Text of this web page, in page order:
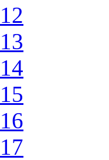
12
13
14
15
16
17